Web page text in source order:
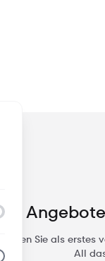
Sie als
All